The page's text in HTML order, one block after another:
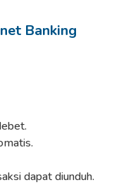
Banking
dapat diunduh.